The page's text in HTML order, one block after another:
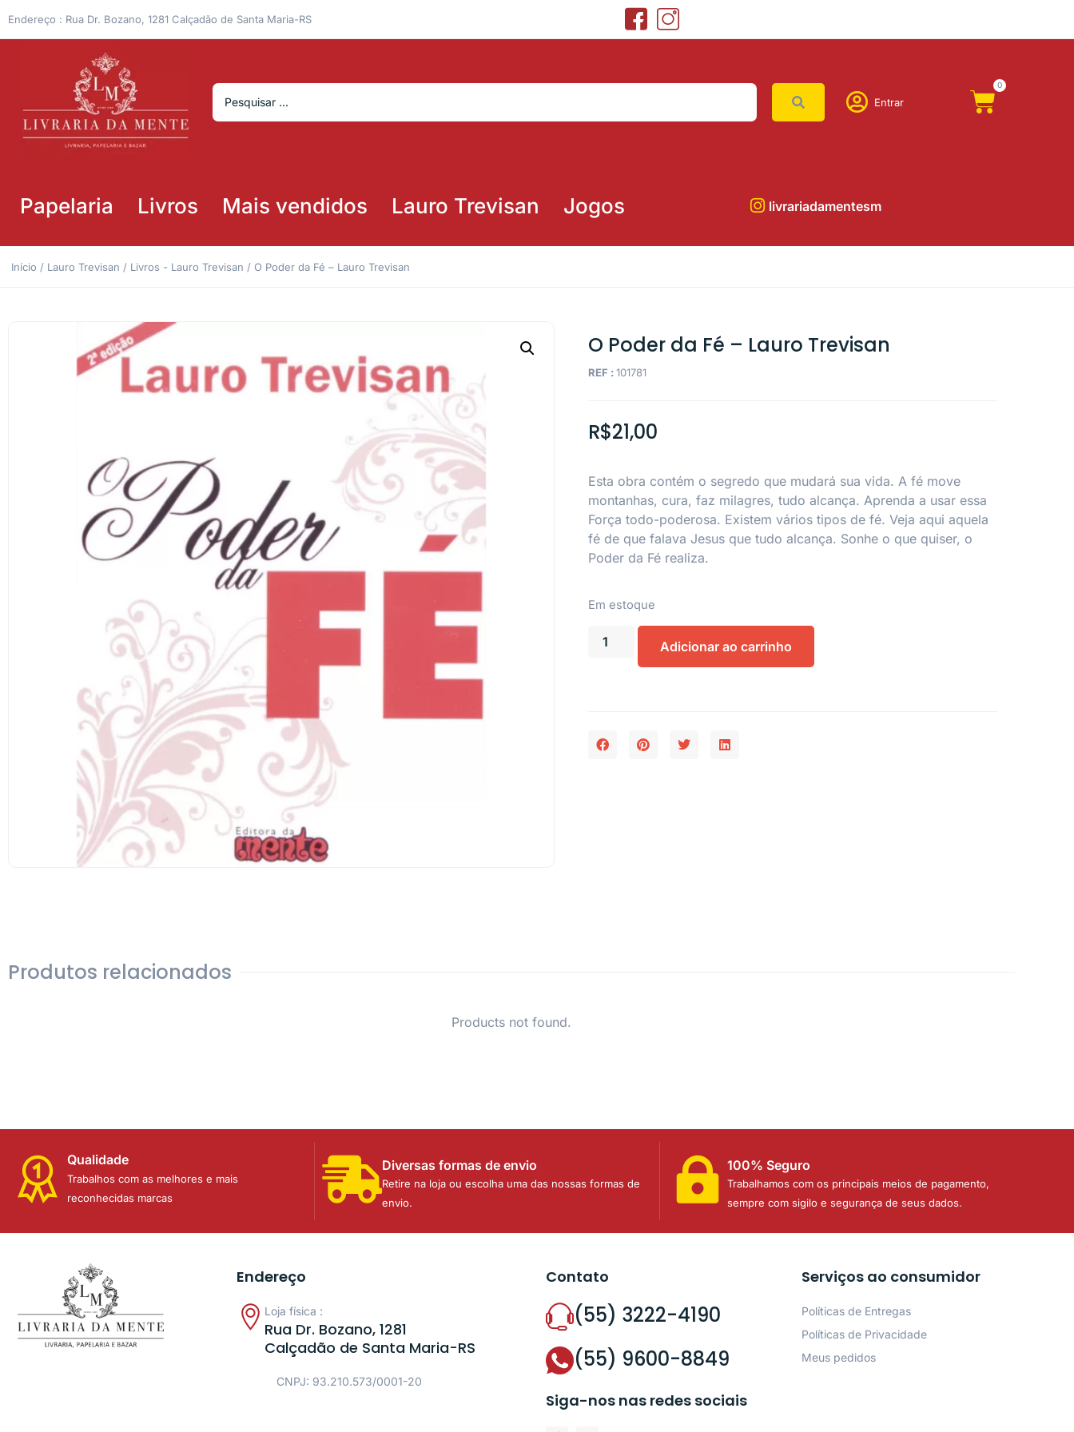
Endereço : Rua Dr. Bozano, 1281 Calçadão de Santa Maria-RS
Entrar
0
Papelaria Livros Mais vendidos Lauro Trevisan Jogos livrariadamentesm
Início / Lauro Trevisan / Livros - Lauro Trevisan / O Poder da Fé – Lauro Trevisan
O Poder da Fé – Lauro Trevisan
REF : 101781
R$21,00
Esta obra contém o segredo que mudará sua vida. A fé move
montanhas, cura, faz milagres, tudo alcança. Aprenda a usar essa
Força todo-poderosa. Existem vários tipos de fé. Veja aqui aquela
fé de que falava Jesus que tudo alcança. Sonhe o que quiser, o
Poder da Fé realiza.
Em estoque
Adicionar ao carrinho
Produtos relacionados
Products not found.
Qualidade
Trabalhos com as melhores e mais
reconhecidas marcas
Diversas formas de envio
Retire na loja ou escolha uma das nossas formas de
envio.
100% Seguro
Trabalhamos com os principais meios de pagamento,
sempre com sigilo e segurança de seus dados.
Endereço
Loja física :
Rua Dr. Bozano, 1281
Calçadão de Santa Maria-RS
CNPJ: 93.210.573/0001-20
Contato
(55) 3222-4190
(55) 9600-8849
Siga-nos nas redes sociais
Serviços ao consumidor
Políticas de Entregas
Políticas de Privacidade
Meus pedidos